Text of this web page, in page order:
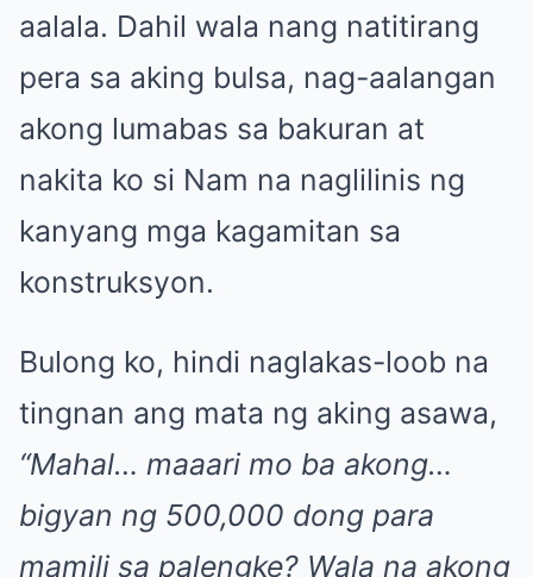
aalala. Dahil wala nang natitirang
pera sa aking bulsa, nag-aalangan
akong lumabas sa bakuran at
nakita ko si Nam na naglilinis ng
kanyang mga kagamitan sa
konstruksyon.
Bulong ko, hindi naglakas-loob na
tingnan ang mata ng aking asawa,
“Mahal… maaari mo ba akong…
bigyan ng 500,000 dong para
mamili sa palengke? Wala na akong